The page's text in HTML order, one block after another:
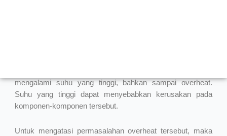
mengalami suhu yang tinggi, bahkan sampai overheat.
Suhu yang tinggi dapat menyebabkan kerusakan pada
komponen-komponen tersebut.
Untuk mengatasi permasalahan overheat tersebut, maka